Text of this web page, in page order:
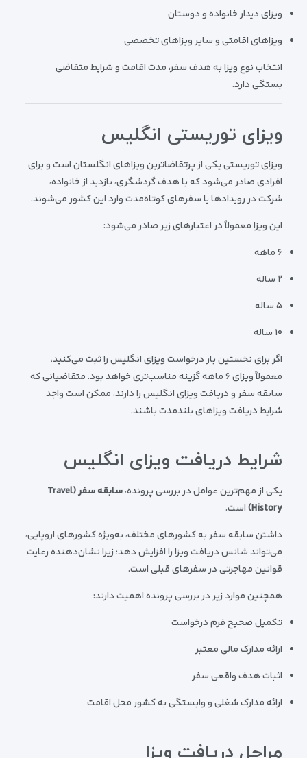
ویزای دیدار خانواده و دوستان
ویزاهای اقامتی و سایر ویزاهای تخصصی
انتخاب نوع ویزا به هدف سفر، مدت اقامت و شرایط متقاضی
بستگی دارد.
ویزای توریستی انگلیس
ویزای توریستی یکی از پرتقاضاترین ویزاهای انگلستان است و برای
افرادی صادر می‌شود که با هدف گردشگری، بازدید از خانواده،
شرکت در رویدادها یا سفرهای کوتاه‌مدت وارد این کشور می‌شوند.
این ویزا معمولاً در اعتبارهای زیر صادر می‌شود:
۶ ماهه
۲ ساله
۵ ساله
۱۰ ساله
اگر برای نخستین بار درخواست ویزای انگلیس را ثبت می‌کنید،
معمولاً ویزای ۶ ماهه گزینه مناسب‌تری خواهد بود. متقاضیانی که
سابقه سفر و دریافت ویزای انگلیس را دارند، ممکن است واجد
شرایط دریافت ویزاهای بلندمدت باشند.
شرایط دریافت ویزای انگلیس
یکی از مهم‌ترین عوامل در بررسی پرونده،
سابقه سفر (Travel
History) است.
داشتن سابقه سفر به کشورهای مختلف، به‌ویژه کشورهای اروپایی،
می‌تواند شانس دریافت ویزا را افزایش دهد؛ زیرا نشان‌دهنده رعایت
قوانین مهاجرتی در سفرهای قبلی است.
همچنین موارد زیر در بررسی پرونده اهمیت دارند:
تکمیل صحیح فرم درخواست
ارائه مدارک مالی معتبر
اثبات هدف واقعی سفر
ارائه مدارک شغلی و وابستگی به کشور محل اقامت